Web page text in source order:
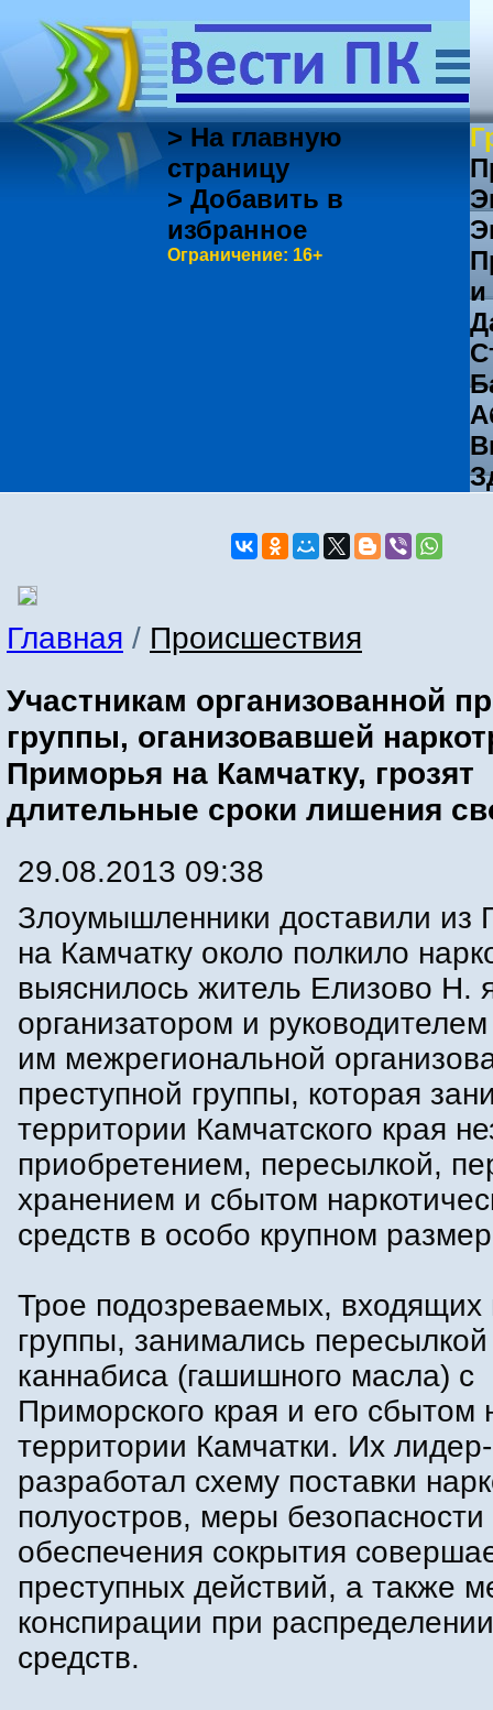
> На главную
страницу
> Добавить в
избранное
Ограничение: 16+
Главная / Происшествия
Участникам организованной
группы, оганизовавшей
Приморья на Камчатку, грозят
длительные сроки лишения
29.08.2013 09:38
Злоумышленники доставили из
на Камчатку около полкило
выяснилось житель Елизово Н.
организатором и
им межрегиональной
преступной группы, которая
территории Камчатского края
приобретением, пересылкой,
хранением и сбытом
средств в особо крупном
Трое подозреваемых, входящих
группы, занимались
каннабиса (гашишного масла) с
Приморского края и его сбытом
территории Камчатки. Их
разработал схему поставки
полуостров, меры безопасности
обеспечения сокрытия
преступных действий, а также
конспирации при
средств.